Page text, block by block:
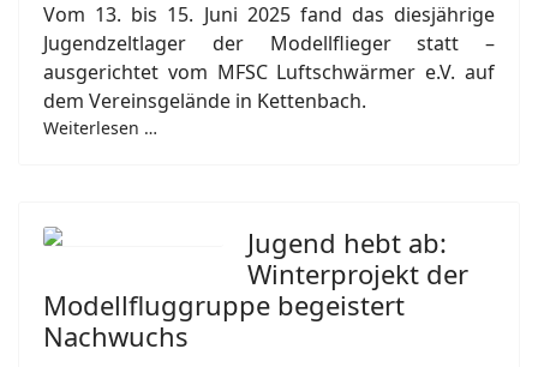
Vom 13. bis 15. Juni 2025 fand das diesjährige
Jugendzeltlager der Modellflieger statt –
ausgerichtet vom MFSC Luftschwärmer e.V. auf
dem Vereinsgelände in Kettenbach.
Weiterlesen …
Jugend hebt ab:
Winterprojekt der
Modellfluggruppe begeistert
Nachwuchs